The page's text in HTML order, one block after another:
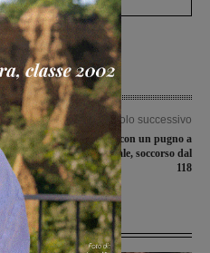
Articolo successivo
Capotreno aggredito con un pugno a
bordo di un regionale, soccorso dal
118